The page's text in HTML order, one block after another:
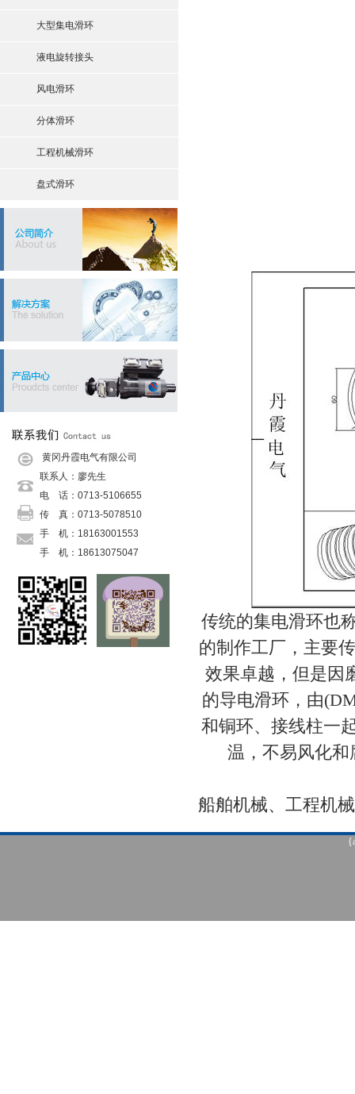
大型集电滑环
液电旋转接头
风电滑环
分体滑环
工程机械滑环
盘式滑环
黄冈丹霞电气有限公司
联系人：廖先生
电 话：0713-5106655
传 真：0713-5078510
手 机：18163001553
手 机： 18613075047
18271533530
传 真：0713-5078510
邮 箱：danxiadianqi@126.com
网 址：danxiadianqi@126.com
地 址：罗田县栗子坳村二组
传统的集电滑环也
的制作工厂，主要
效果卓越，但是因
的导电滑环，由
和铜环、接线柱一
温，不易风化
船舶机械、工程机